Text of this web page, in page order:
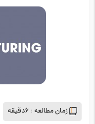
زمان مطالعه : 6دقیقه